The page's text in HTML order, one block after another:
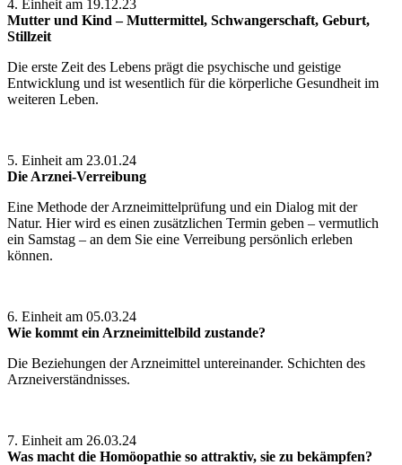
4. Einheit am 19.12.23
Mutter und Kind– Muttermittel, Schwangerschaft, Geburt,
Stillzeit
Die erste Zeit des Lebens prägt die psychische und geistige
Entwicklung und ist wesentlich für die körperliche Gesundheit im
weiteren Leben.
5. Einheit am 23.01.24
Die Arznei-Verreibung
Eine Methode der Arzneimittelprüfung und ein Dialog mit der
Natur. Hier wird es einen zusätzlichen Termin geben – vermutlich
ein Samstag – an dem Sie eine Verreibung persönlich erleben
können.
6. Einheit am 05.03.24
Wie kommt ein Arzneimittelbild zustande?
Die Beziehungen der Arzneimittel untereinander. Schichten des
Arzneiverständnisses.
7. Einheit am 26.03.24
Was macht die Homöopathie so attraktiv, sie zu bekämpfen?